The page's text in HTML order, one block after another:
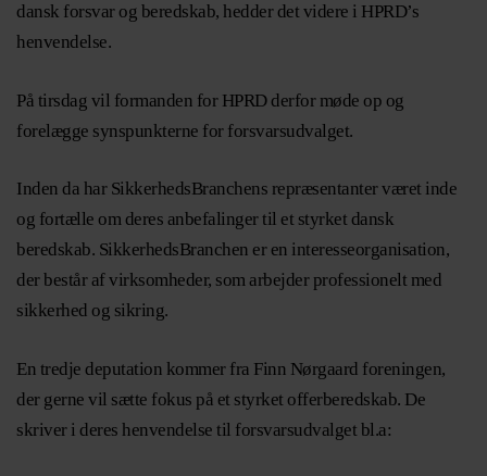
dansk forsvar og beredskab, hedder det videre i HPRD’s
henvendelse.
På tirsdag vil formanden for HPRD derfor møde op og
forelægge synspunkterne for forsvarsudvalget.
Inden da har SikkerhedsBranchens repræsentanter været inde
og fortælle om deres anbefalinger til et styrket dansk
beredskab. SikkerhedsBranchen er en interesseorganisation,
der består af virksomheder, som arbejder professionelt med
sikkerhed og sikring.
En tredje deputation kommer fra Finn Nørgaard foreningen,
der gerne vil sætte fokus på et styrket offerberedskab. De
skriver i deres henvendelse til forsvarsudvalget bl.a: